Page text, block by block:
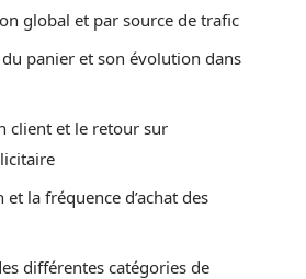
global et par source de trafic
panier et son évolution dans
client et le retour sur
la fréquence d’achat des
différentes catégories de